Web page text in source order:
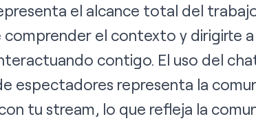
el alcance total del
el contexto y dirigirte a
contigo. El uso del
espectadores representa la
tu stream, lo que refleja la